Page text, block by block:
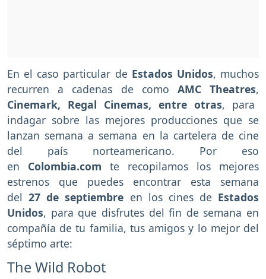
En el caso particular de Estados Unidos, muchos
recurren a cadenas de como AMC Theatres,
Cinemark, Regal Cinemas, entre otras, para
indagar sobre las mejores producciones que se
lanzan semana a semana en la cartelera de cine
del país norteamericano. Por eso
en Colombia.com te recopilamos los mejores
estrenos que puedes encontrar esta semana
del 27 de septiembre en los cines de Estados
Unidos, para que disfrutes del fin de semana en
compañía de tu familia, tus amigos y lo mejor del
séptimo arte:
The Wild Robot